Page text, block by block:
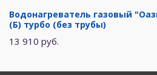
Водонагреватель газовый
(Б) турбо (без трубы)
13 910 руб.